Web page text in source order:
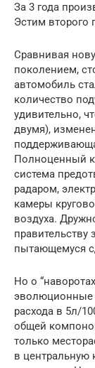
За 3 года
Эстим второго
Сравнивая
поколением,
автомобиль
количество
удивительно,
двумя),
Полноценный
система
радаром,
камеры
воздуха.
правительству
пытающемуся
Но о
эволюционные
расхода в 5л/
общей
только
в центральную